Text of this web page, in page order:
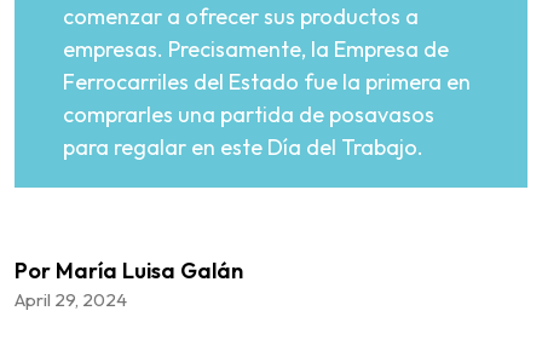
comenzar a ofrecer sus productos a
empresas. Precisamente, la Empresa de
Ferrocarriles del Estado fue la primera en
comprarles una partida de posavasos
para regalar en este Día del Trabajo.
Por María Luisa Galán
April 29, 2024